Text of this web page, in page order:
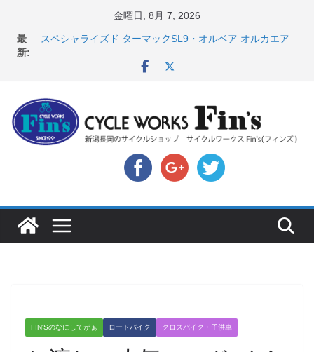
金曜日, 8月 7, 2026
最
新:
店頭のセールバイク在庫 ロードバイク、MTB、クロス
スペシャライズド ターマックSL9・オルベア オルカエア
ロ発表！ ＆ オンヨネ ウェア・アクセサリーセー
8月1・2日 YOELEO試乗会とオフ会開催！！ ＆
LAZER 最高峰ヘルメットが３０〜４０％OFF セール
店頭のセールバイク在庫 ロードバイク、MTB、クロス
バイクなど（２０２６・７・１７ 現在）
【 重要 】お支払いについて ＆ クロスバイクのカスタ
ムと、入荷してきました人気商品ピックアップ！
FIN'Sのなにしてがぁ ロードバイク クロスバイク・子供車